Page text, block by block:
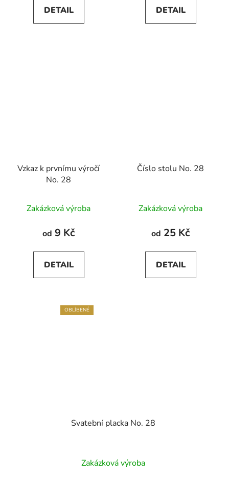
DETAIL DETAIL
Vzkaz k prvnímu výročí
No. 28
Zakázková výroba
od 9 Kč
DETAIL
Číslo stolu No. 28
Zakázková výroba
od 25 Kč
DETAIL
OBLÍBENÉ
Svatební placka No. 28
Zakázková výroba